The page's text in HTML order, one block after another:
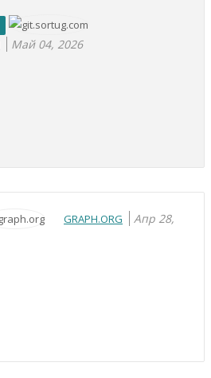
Май 04, 2026
GRAPH.ORG
Апр 28,